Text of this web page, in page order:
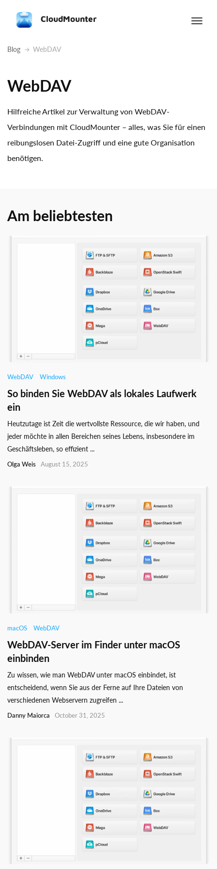
CloudMounter
Blog WebDAV
WebDAV
Hilfreiche Artikel zur Verwaltung von WebDAV-
Verbindungen mit CloudMounter – alles, was Sie für einen
reibungslosen Datei-Zugriff und eine gute Organisation
benötigen.
Am beliebtesten
WebDAV Windows
So binden Sie WebDAV als lokales Laufwerk
ein
Heutzutage ist Zeit die wertvollste Ressource, die wir haben, und
jeder möchte in allen Bereichen seines Lebens, insbesondere im
Geschäftsleben, so effizient ...
Olga Weis August 15, 2025
macOS WebDAV
WebDAV-Server im Finder unter macOS
einbinden
Zu wissen, wie man WebDAV unter macOS einbindet, ist
entscheidend, wenn Sie aus der Ferne auf Ihre Dateien von
verschiedenen Webservern zugreifen ...
Danny Maiorca October 31, 2025